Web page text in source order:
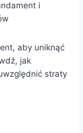
i
aby uniknąć
jak
straty